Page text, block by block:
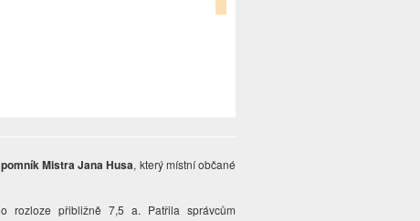
pomník Mistra Jana Husa, který místní občané
o rozloze přibližně 7,5 a. Patřila správcům